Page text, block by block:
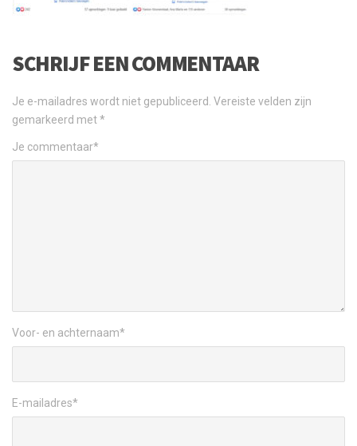
SCHRIJF EEN COMMENTAAR
Je e-mailadres wordt niet gepubliceerd. Vereiste velden zijn
gemarkeerd met*
Je commentaar*
Voor- en achternaam*
E-mailadres*